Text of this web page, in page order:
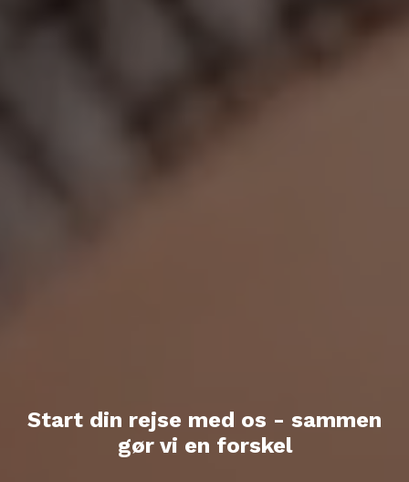
Start din rejse med os - sammen
gør vi en forskel